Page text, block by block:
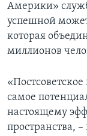
Америки»
успешной
которая
миллионов
«Постсоветское
самое
настоящему
пространства,